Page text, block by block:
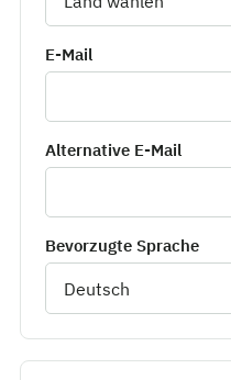
E-Mail
Alternative E-Mail
Bevorzugte Sprache